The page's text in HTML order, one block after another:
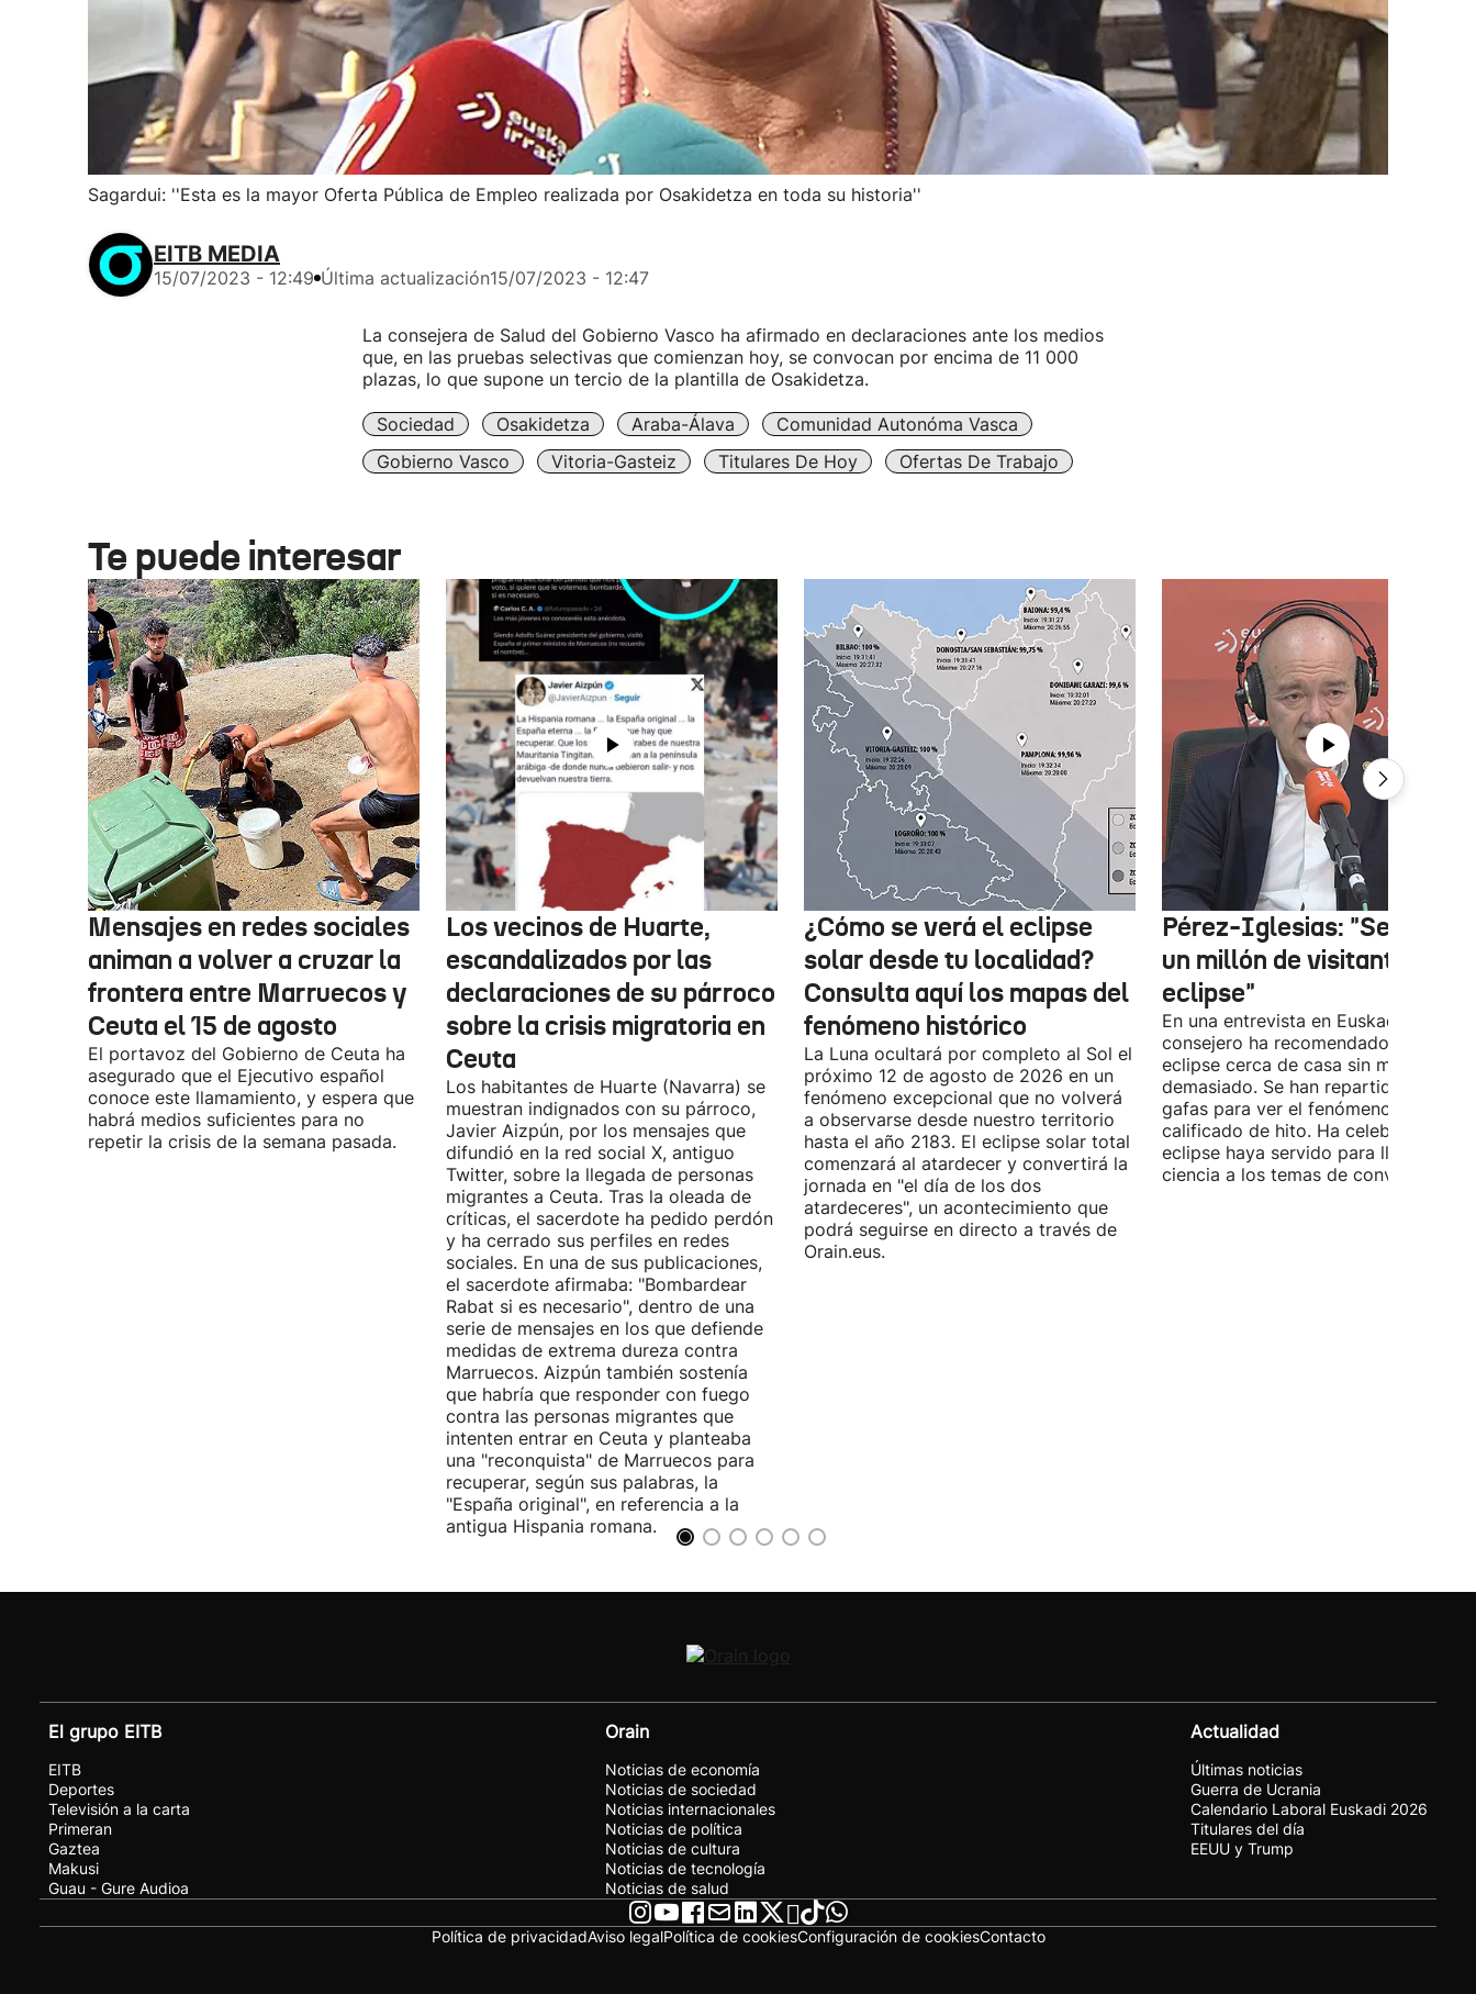
Sagardui: ''Esta es la mayor Oferta Pública de Empleo realizada por Osakidetza en toda su historia''
EITB MEDIA
15/07/2023 - 12:49 Última actualización15/07/2023 - 12:47
La consejera de Salud del Gobierno Vasco ha afirmado en declaraciones ante los medios
que, en las pruebas selectivas que comienzan hoy, se convocan por encima de 11 000
plazas, lo que supone un tercio de la plantilla de Osakidetza.
Sociedad Osakidetza Araba-Álava
Comunidad Autonóma Vasca
Gobierno Vasco
Vitoria-Gasteiz Titulares De Hoy Ofertas De Trabajo
Te puede interesar
Mensajes en redes sociales
animan a volver a cruzar la
frontera entre Marruecos y
Ceuta el 15 de agosto
El portavoz del Gobierno de Ceuta ha
asegurado que el Ejecutivo español
conoce este llamamiento, y espera que
habrá medios suficientes para no
repetir la crisis de la semana pasada.
Los vecinos de Huarte,
escandalizados por las
declaraciones de su párroco
sobre la crisis migratoria en
Ceuta
Los habitantes de Huarte (Navarra) se
muestran indignados con su párroco,
Javier Aizpún, por los mensajes que
difundió en la red social X, antiguo
Twitter, sobre la llegada de personas
migrantes a Ceuta. Tras la oleada de
críticas, el sacerdote ha pedido perdón
y ha cerrado sus perfiles en redes
sociales. En una de sus publicaciones,
el sacerdote afirmaba: "Bombardear
Rabat si es necesario", dentro de una
serie de mensajes en los que defiende
medidas de extrema dureza contra
Marruecos. Aizpún también sostenía
que habría que responder con fuego
contra las personas migrantes que
intenten entrar en Ceuta y planteaba
una "reconquista" de Marruecos para
recuperar, según sus palabras, la
"España original", en referencia a la
antigua Hispania romana.
¿Cómo se verá el eclipse
solar desde tu localidad?
Consulta aquí los mapas del
fenómeno histórico
La Luna ocultará por completo al Sol el
próximo 12 de agosto de 2026 en un
fenómeno excepcional que no volverá
a observarse desde nuestro territorio
hasta el año 2183. El eclipse solar total
comenzará al atardecer y convertirá la
jornada en "el día de los dos
atardeceres", un acontecimiento que
podrá seguirse en directo a través de
Orain.eus.
Pérez-Iglesias: "Se
un millón de visitantes por
eclipse"
En una entrevista en Euskadi Irratia,
consejero ha recomendado ver el
eclipse cerca de casa sin moverse
demasiado. Se han repartido miles de
gafas para ver el fenómeno que ya
calificado de hito. Ha celebrado que
eclipse haya servido para llevar la
ciencia a los temas de conversación.
El grupo EITB
EITB
Deportes
Televisión a la carta
Primeran
Gaztea
Makusi
Guau - Gure Audioa
Orain
Noticias de economía
Noticias de sociedad
Noticias internacionales
Noticias de política
Noticias de cultura
Noticias de tecnología
Noticias de salud
Actualidad
Últimas noticias
Guerra de Ucrania
Calendario Laboral Euskadi 2026
Titulares del día
EEUU y Trump
Política de privacidadAviso legalPolítica de cookiesConfiguración de cookiesContacto